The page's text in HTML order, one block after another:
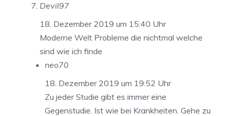
Devil97
18. Dezember 2019 um 15:40 Uhr
Moderne Welt Probleme die nichtmal welche
sind wie ich finde
neo70
18. Dezember 2019 um 19:52 Uhr
Zu jeder Studie gibt es immer eine
Gegenstudie. Ist wie bei Krankheiten. Gehe zu